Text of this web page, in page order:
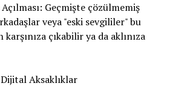
Geçmişte çözülmemiş
veya "eski sevgililer" bu
çıkabilir ya da aklınıza
Aksaklıklar